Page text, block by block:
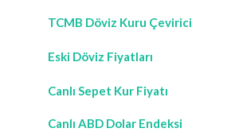
TCMB Döviz Kuru Çevirici
Eski Döviz Fiyatları
Canlı Sepet Kur Fiyatı
Canlı ABD Dolar Endeksi